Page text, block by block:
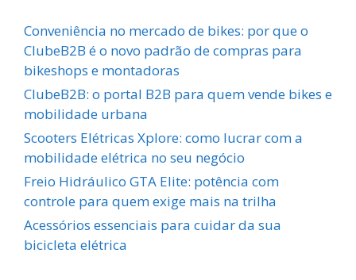
Conveniência no mercado de bikes: por que o
ClubeB2B é o novo padrão de compras para
bikeshops e montadoras
ClubeB2B: o portal B2B para quem vende bikes e
mobilidade urbana
Scooters Elétricas Xplore: como lucrar com a
mobilidade elétrica no seu negócio
Freio Hidráulico GTA Elite: potência com
controle para quem exige mais na trilha
Acessórios essenciais para cuidar da sua
bicicleta elétrica